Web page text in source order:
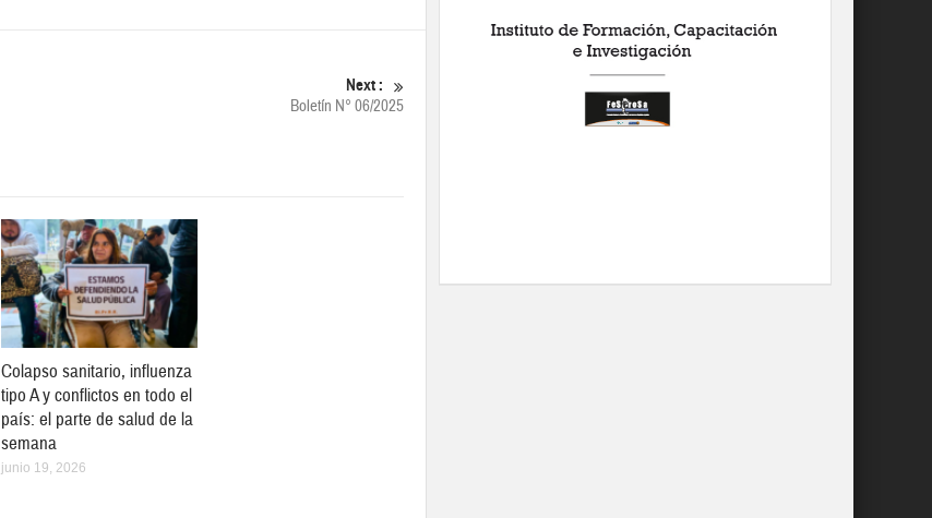
Next :
Boletín N° 06/2025
Colapso sanitario, influenza
tipo A y conflictos en todo el
país: el parte de salud de la
semana
junio 19, 2026